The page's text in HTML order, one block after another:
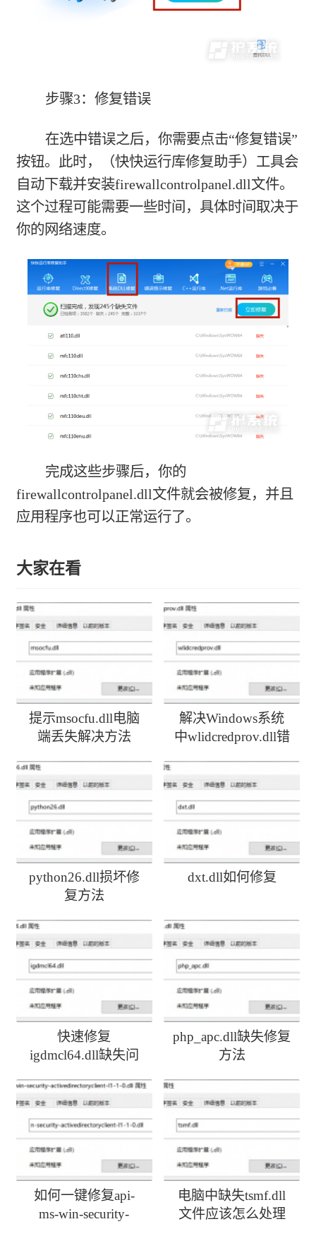
步骤3：修复错误
在选中错误之后，你需要点击“修复错误”
按钮。此时，（快快运行库修复助手）工具会
自动下载并安装firewallcontrolpanel.dll文件。
这个过程可能需要一些时间，具体时间取决于
你的网络速度。
完成这些步骤后，你的
firewallcontrolpanel.dll文件就会被修复，并且
应用程序也可以正常运行了。
大家在看
提示msocfu.dll电脑
端丢失解决方法
解决Windows系统
中wlidcredprov.dll错
python26.dll损坏修
复方法
dxt.dll如何修复
快速修复
igdmcl64.dll缺失问
php_apc.dll缺失修复
方法
如何一键修复api-
ms-win-security-
电脑中缺失tsmf.dll
文件应该怎么处理